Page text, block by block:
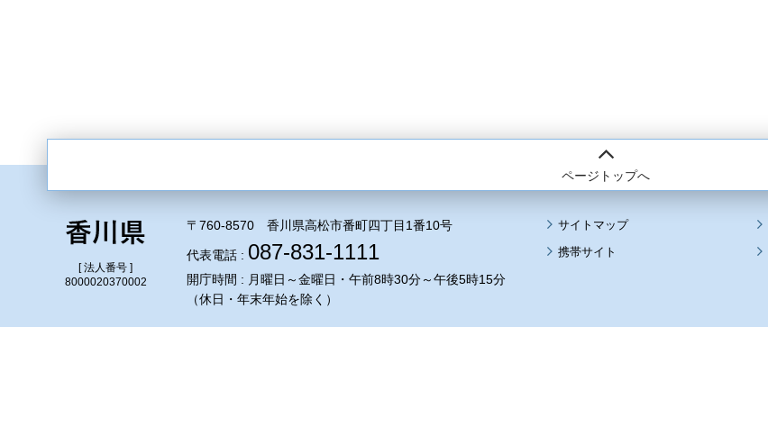
ページトップへ
[ 法人番号 ]
8000020370002
〒760-8570 香川県高松市番町四丁目1番10号
代表電話 : 087-831-1111
開庁時間 : 月曜日～金曜日・午前8時30分～午後5時15分
（休日・年末年始を除く）
サイトマップ
携帯サイト